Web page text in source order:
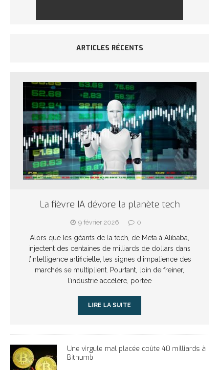
ARTICLES RÉCENTS
La fièvre IA dévore la planète tech
9 février 2026 0
Alors que les géants de la tech, de Meta à Alibaba,
injectent des centaines de milliards de dollars dans
l’intelligence artificielle, les signes d’impatience des
marchés se multiplient. Pourtant, loin de freiner,
l’industrie accélère, portée
LIRE LA SUITE
Une virgule mal placée coûte 40 milliards à
Bithumb